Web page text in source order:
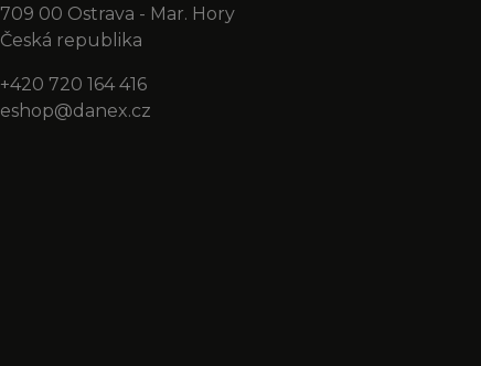
709 00 Ostrava - Mar. Hory
Česká republika
+420 720 164 416
eshop@danex.cz